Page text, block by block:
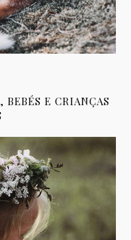
BEBÉS E CRIANÇAS